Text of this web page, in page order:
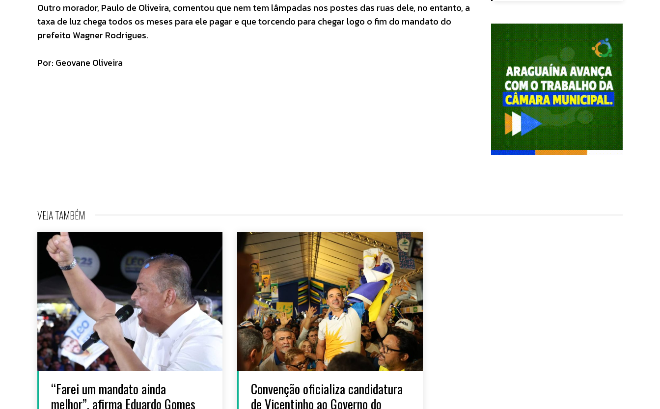
Outro morador, Paulo de Oliveira, comentou que nem tem lâmpadas nos postes das ruas dele, no entanto, a
taxa de luz chega todos os meses para ele pagar e que torcendo para chegar logo o fim do mandato do
prefeito Wagner Rodrigues.
Por: Geovane Oliveira
VEJA TAMBÉM
“Farei um mandato ainda
melhor”, afirma Eduardo Gomes
Convenção oficializa candidatura
de Vicentinho ao Governo do